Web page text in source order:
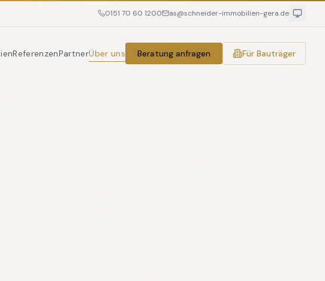
0151 70 60 1200 as@schneider-immobilien-gera.de
ReferenzenPartnerÜber uns Beratung anfragen Für Bauträger